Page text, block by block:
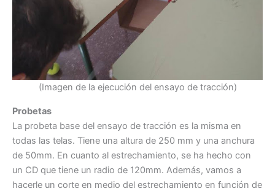
(Imagen de la ejecución del ensayo de tracción)
Probetas
La probeta base del ensayo de tracción es la misma en
todas las telas. Tiene una altura de 250 mm y una anchura
de 50mm. En cuanto al estrechamiento, se ha hecho con
un CD que tiene un radio de 120mm. Además, vamos a
hacerle un corte en medio del estrechamiento en función de